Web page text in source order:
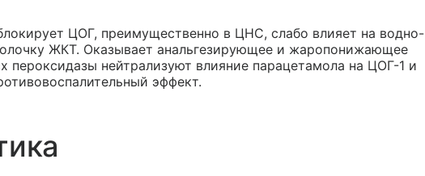
ЦОГ, преимущественно в ЦНС, слабо влияет на водно-
ЖКТ. Оказывает анальгезирующее и жаропонижающее
пероксидазы нейтрализуют влияние парацетамола на ЦОГ-1 и
эффект.